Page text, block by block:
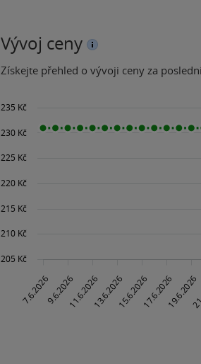
Vývoj ceny
Získejte přehled o vývoji ceny za